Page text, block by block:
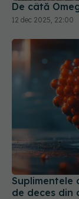
De câtă
12 dec 2025, 22:00
Suplimentele
de deces din